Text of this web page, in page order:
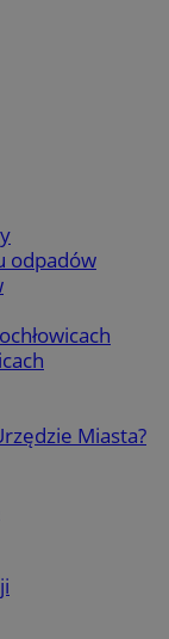
odpadów
Miasta?